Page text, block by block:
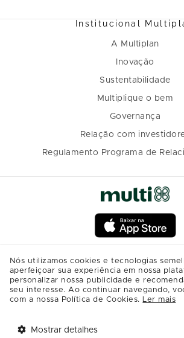
Institucional
A Multiplan
Inovação
Sustentabilidade
Multiplique o bem
Governança
Relação com
Regulamento Programa de
Nós utilizamos cookies e tecnologias
aperfeiçoar sua experiência em nossa
personalizar nossa publicidade e
seu interesse. Ao continuar navegando,
com a nossa Política de Cookies. Ler mais
Mostrar detalhes